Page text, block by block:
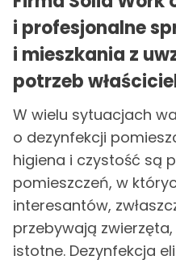
i profesjonalne
i mieszkania z
potrzeb
W wielu sytuacjach
o dezynfekcji
higiena i czystość są
pomieszczeń, w
interesantów,
przebywają
istotne. Dezynfekcja